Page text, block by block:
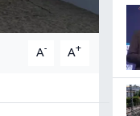
A- A+